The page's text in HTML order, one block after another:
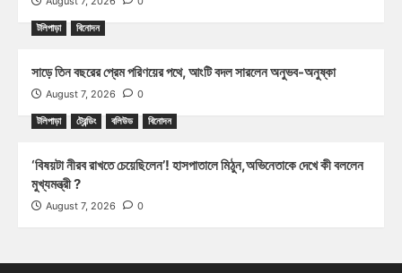
টলিপাড়া বিনোদন
সাড়ে তিন বছরের প্রেম পরিণয়ের পথে, আংটি বদল সারলেন অনুভব-অনুষ্কা
August 7, 2026 0
টলিপাড়া ট্রেন্ডিং বলিউড বিনোদন
‘বিষয়টা নীরব রাখতে চেয়েছিলেন’! হাসপাতালে মিঠুন,অভিনেতাকে দেখে কী বললেন
মুখ্যমন্ত্রী ?
August 7, 2026 0